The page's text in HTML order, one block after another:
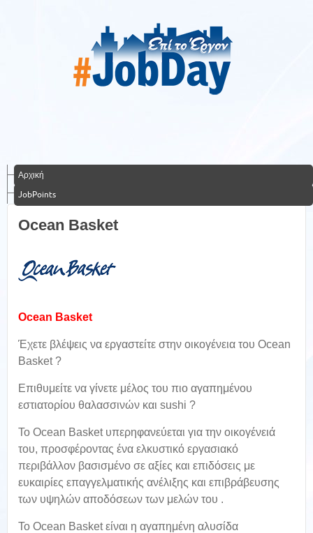
Αρχική
JobPoints
Ocean Basket
Ocean Basket
Έχετε βλέψεις να εργαστείτε στην οικογένεια του Ocean
Basket ?
Επιθυμείτε να γίνετε μέλος του πιο αγαπημένου
εστιατορίου θαλασσινών και sushi ?
Το Ocean Basket υπερηφανεύεται για την οικογένειά
του, προσφέροντας ένα ελκυστικό εργασιακό
περιβάλλον βασισμένο σε αξίες και επιδόσεις με
ευκαιρίες επαγγελματικής ανέλιξης και επιβράβευσης
των υψηλών αποδόσεων των μελών του .
Το Ocean Basket είναι η αγαπημένη αλυσίδα